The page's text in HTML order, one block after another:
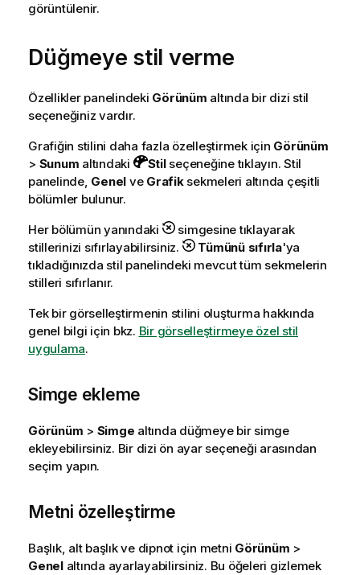
görüntülenir.
Düğmeye stil verme
Özellikler panelindeki Görünüm altında bir dizi stil
seçeneğiniz vardır.
Grafiğin stilini daha fazla özelleştirmek için Görünüm
> Sunum altındaki Stilseçeneğine tıklayın. Stil
panelinde, Genel ve Grafiksekmeleri altında çeşitli
bölümler bulunur.
Her bölümün yanındaki
simgesine tıklayarak
stillerinizi sıfırlayabilirsiniz.
Tümünü sıfırla'ya
tıkladığınızda stil panelindeki mevcut tüm sekmelerin
stilleri sıfırlanır.
Tek bir görselleştirmenin stilini oluşturma hakkında
genel bilgi için bkz. Bir görselleştirmeye özel stil
uygulama.
Simge ekleme
Görünüm > Simge altında düğmeye bir simge
ekleyebilirsiniz. Bir dizi ön ayar seçeneği arasından
seçim yapın.
Metni özelleştirme
Başlık, alt başlık ve dipnot için metni Görünüm >
Genelaltında ayarlayabilirsiniz. Bu öğeleri gizlemek